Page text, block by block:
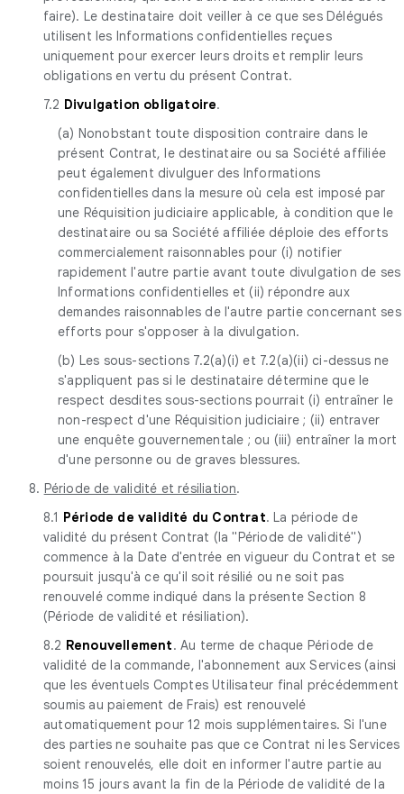
faire). Le destinataire doit veiller à ce que ses Délégués
utilisent les Informations confidentielles reçues
uniquement pour exercer leurs droits et remplir leurs
obligations en vertu du présent Contrat.
7.2 Divulgation obligatoire.
(a) Nonobstant toute disposition contraire dans le
présent Contrat, le destinataire ou sa Société affiliée
peut également divulguer des Informations
confidentielles dans la mesure où cela est imposé par
une Réquisition judiciaire applicable, à condition que le
destinataire ou sa Société affiliée déploie des efforts
commercialement raisonnables pour (i) notifier
rapidement l'autre partie avant toute divulgation de ses
Informations confidentielles et (ii) répondre aux
demandes raisonnables de l'autre partie concernant ses
efforts pour s'opposer à la divulgation.
(b) Les sous-sections 7.2(a)(i) et 7.2(a)(ii) ci-dessus ne
s'appliquent pas si le destinataire détermine que le
respect desdites sous-sections pourrait (i) entraîner le
non-respect d'une Réquisition judiciaire ; (ii) entraver
une enquête gouvernementale ; ou (iii) entraîner la mort
d'une personne ou de graves blessures.
8. Période de validité et résiliation.
8.1 Période de validité du Contrat. La période de
validité du présent Contrat (la "Période de validité")
commence à la Date d'entrée en vigueur du Contrat et se
poursuit jusqu'à ce qu'il soit résilié ou ne soit pas
renouvelé comme indiqué dans la présente Section 8
(Période de validité et résiliation).
8.2 Renouvellement. Au terme de chaque Période de
validité de la commande, l'abonnement aux Services (ainsi
que les éventuels Comptes Utilisateur final précédemment
soumis au paiement de Frais) est renouvelé
automatiquement pour 12 mois supplémentaires. Si l'une
des parties ne souhaite pas que ce Contrat ni les Services
soient renouvelés, elle doit en informer l'autre partie au
moins 15 jours avant la fin de la Période de validité de la